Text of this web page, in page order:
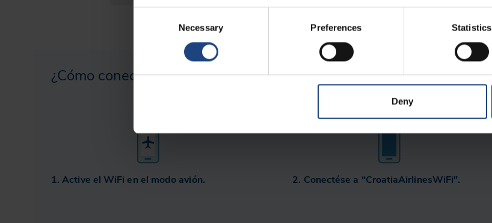
Necessary Preferences Statistics
Deny
¿Cómo conectarse al WiFi?
1. Active el WiFi en el modo avión. 2. Conectése a “CroatiaAirlinesWiFi".